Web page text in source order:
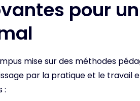
pour
mise sur des méthodes
par la pratique et le travail
: